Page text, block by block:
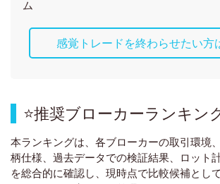
ム
感覚トレードを終わらせたい方
⭐推奨ブローカーランキン
本ランキングは、各ブローカーの取引環境
柄仕様、過去データでの検証結果、ロット
を総合的に確認し、現時点で比較候補とし